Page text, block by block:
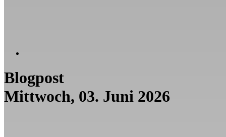
Blogpost
Mittwoch, 03. Juni 2026